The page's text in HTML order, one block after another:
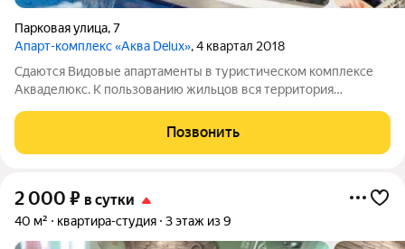
Парковая улица,7
Апарт-комплекс «Аква Delux», 4 квартал 2018
Сдаются Видовые апартаменты в туристическом комплексе
Акваделюкс. К пользованию жильцов вся территория
входит пользование открытым бассейном, оборудованным
пляжем, анимация, танцы, и другие
Позвонить
2 000 ₽ в сутки
40 м² квартира-студия 3 этаж из 9